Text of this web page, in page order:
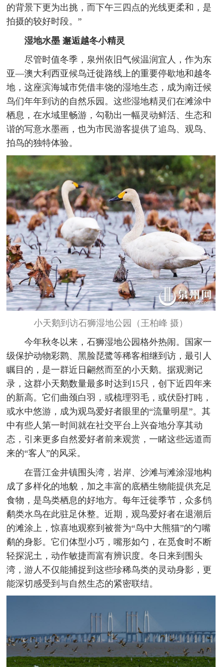
的背景下更为出挑，而下午三四点的光线更柔和，是
拍摄的较好时段。”
湿地水墨 邂逅越冬小精灵
尽管时值冬季，泉州依旧气候温润宜人，作为东
亚—澳大利西亚候鸟迁徙路线上的重要停歇地和越冬
地，这座滨海城市凭借丰饶的湿地生态，成为南迁候
鸟们年年到访的自然乐园。这些湿地精灵们在滩涂中
栖息，在水域里畅游，勾勒出一幅灵动鲜活、生态和
谐的写意水墨画，也为市民游客提供了追鸟、观鸟、
拍鸟的独特体验。
小天鹅到访石狮湿地公园（王柏峰 摄）
今年秋冬以来，石狮湿地公园格外热闹。国家一
级保护动物彩鹮、黑脸琵鹭等稀客相继到访，最引人
瞩目的，是一群近日翩然而至的小天鹅。据观测记
录，这群小天鹅数量最多时达到15只，创下近四年来
的新高。它们曲颈白羽，或梳理羽毛，或伏卧打盹，
或水中悠游，成为观鸟爱好者眼里的“流量明星”。其
中有些人第一时间就在社交平台上兴奋地分享其动
态，引来更多自然爱好者前来观赏，一睹这些远道而
来的“客人”的风采。
在晋江金井镇围头湾，岩岸、沙滩与滩涂湿地构
成了多样化的地貌，加之丰富的底栖生物能提供充足
食物，是鸟类栖息的好地方。每年迁徙季节，众多鸻
鹬类水鸟在此驻足休整。近期，观鸟爱好者在退潮后
的滩涂上，惊喜地观察到被誉为“鸟中大熊猫”的勺嘴
鹬的身影。它们体型小巧，嘴形如勺，在觅食时不断
轻探泥土，动作敏捷而富有辨识度。冬日来到围头
湾，游人不仅能捕捉到这些珍稀鸟类的灵动身影，更
能深切感受到与自然生态的紧密联结。